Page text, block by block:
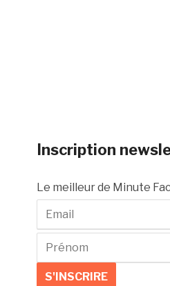
Inscription
Le meilleur de Minute